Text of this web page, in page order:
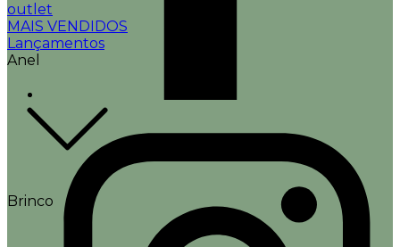
outlet
MAIS VENDIDOS
Lançamentos
Anel
Brinco